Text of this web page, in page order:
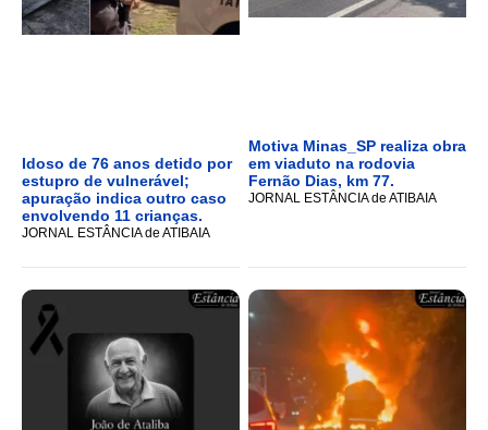
Idoso de 76 anos detido por
estupro de vulnerável;
apuração indica outro caso
envolvendo 11 crianças.
JORNAL ESTÂNCIA de ATIBAIA
Motiva Minas_SP realiza obra
em viaduto na rodovia
Fernão Dias, km 77.
JORNAL ESTÂNCIA de ATIBAIA